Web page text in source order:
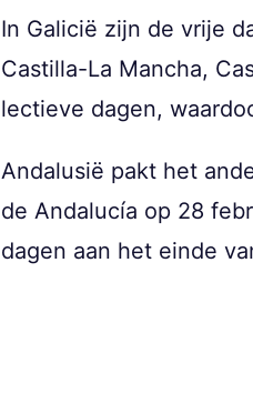
In Galicië zijn de vrije
Castilla-La Mancha,
lectieve dagen,
Andalusië pakt het
de Andalucía op 28
dagen aan het einde